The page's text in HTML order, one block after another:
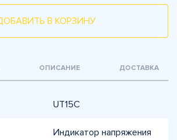
В КОРЗИНУ
ОПИСАНИЕ ДОСТАВКА
UT15C
Индикатор напряжения